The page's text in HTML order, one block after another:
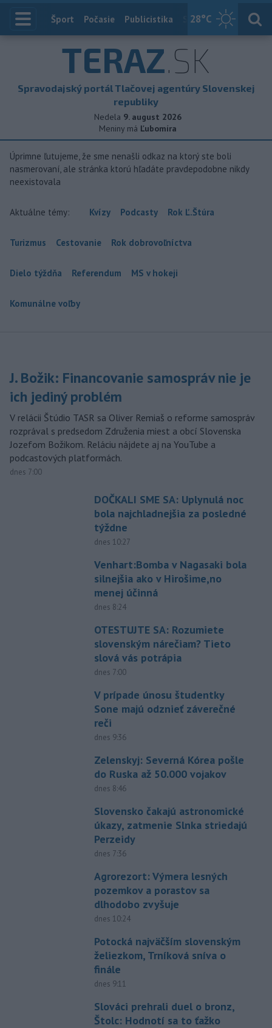
28°C
Index
Šport Počasie Publicistika Slovensko
TERAZ.SK
Spravodajský portál Tlačovej agentúry Slovenskej
republiky
Nedela 9. august 2026
Meniny má Ľubomíra
Úprimne ľutujeme, že sme nenašli odkaz na ktorý ste boli
nasmerovaní, ale stránka ktorú hľadáte pravdepodobne nikdy
neexistovala
Aktuálne témy: Kvízy Podcasty Rok Ľ.Štúra
Turizmus Cestovanie Rok dobrovoľníctva
Dielo týždňa Referendum MS v hokeji
Komunálne voľby
J. Božik: Financovanie samospráv nie je
ich jediný problém
V relácii Štúdio TASR sa Oliver Remiaš o reforme samospráv
rozprával s predsedom Združenia miest a obcí Slovenska
Jozefom Božikom. Reláciu nájdete aj na YouTube a
podcastových platformách.
dnes 7:00
DOČKALI SME SA: Uplynulá noc
bola najchladnejšia za posledné
týždne
dnes 10:27
Venhart:Bomba v Nagasaki bola
silnejšia ako v Hirošime,no
menej účinná
dnes 8:24
OTESTUJTE SA: Rozumiete
slovenským nárečiam? Tieto
slová vás potrápia
dnes 7:00
V prípade únosu študentky
Sone majú odznieť záverečné
reči
dnes 9:36
Zelenskyj: Severná Kórea pošle
do Ruska až 50.000 vojakov
dnes 8:46
Slovensko čakajú astronomické
úkazy, zatmenie Slnka striedajú
Perzeidy
dnes 7:36
Agrorezort: Výmera lesných
pozemkov a porastov sa
dlhodobo zvyšuje
dnes 10:24
Potocká najväčším slovenským
želiezkom, Trníková sníva o
finále
dnes 9:11
Slováci prehrali duel o bronz,
Štolc: Hodnotí sa to ťažko